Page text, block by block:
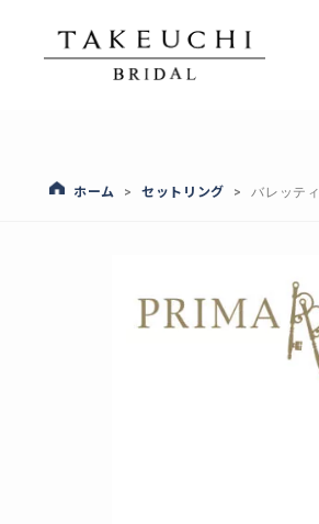
ホーム > セットリング > バレッティ